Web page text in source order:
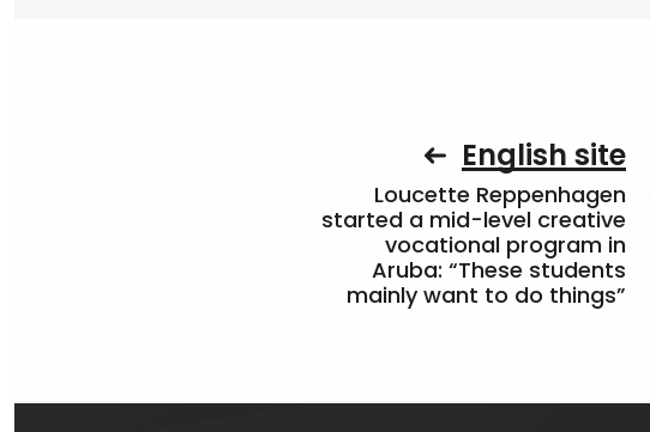
English site
Loucette Reppenhagen
started a mid-level creative
vocational program in
Aruba: “These students
mainly want to do things”